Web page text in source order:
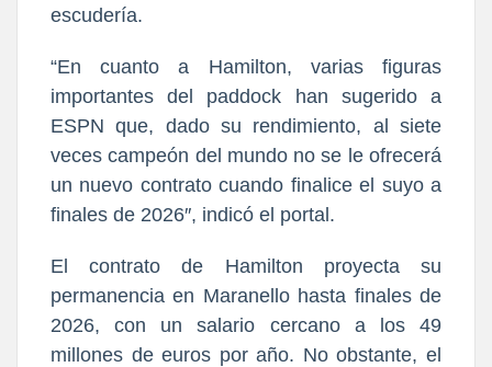
escudería.
“En cuanto a Hamilton, varias figuras
importantes del paddock han sugerido a
ESPN que, dado su rendimiento, al siete
veces campeón del mundo no se le ofrecerá
un nuevo contrato cuando finalice el suyo a
finales de 2026″, indicó el portal.
El contrato de Hamilton proyecta su
permanencia en Maranello hasta finales de
2026, con un
salario cercano a los 49
millones de euros por año. No obstante, el